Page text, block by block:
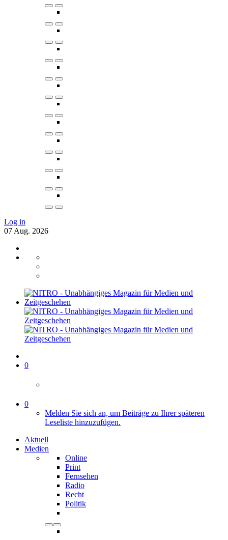
Log in
07 Aug. 2026
0
0
Melden Sie sich an, um Beiträge zu Ihrer späteren
Leseliste hinzuzufügen.
Aktuell
Medien
Online
Print
Fernsehen
Radio
Recht
Politik